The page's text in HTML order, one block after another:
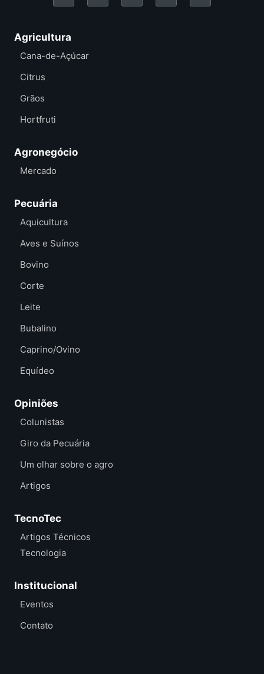
Agricultura
Cana-de-Açúcar
Citrus
Grãos
Hortfruti
Agronegócio
Mercado
Pecuária
Aquicultura
Aves e Suínos
Bovino
Corte
Leite
Bubalino
Caprino/Ovino
Equídeo
Opiniões
Colunistas
Giro da Pecuária
Um olhar sobre o agro
Artigos
TecnoTec
Artigos Técnicos
Tecnologia
Institucional
Eventos
Contato